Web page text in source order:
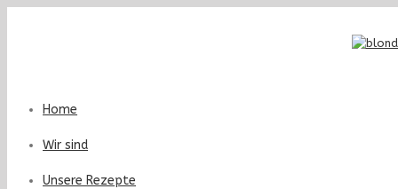
Home
Wir sind
Unsere Rezepte